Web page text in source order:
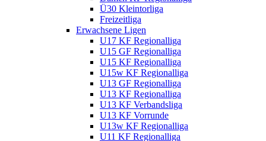
Ü30 Kleintorliga
Freizeitliga
Erwachsene Ligen
U17 KF Regionalliga
U15 GF Regionalliga
U15 KF Regionalliga
U15w KF Regionalliga
U13 GF Regionalliga
U13 KF Regionalliga
U13 KF Verbandsliga
U13 KF Vorrunde
U13w KF Regionalliga
U11 KF Regionalliga